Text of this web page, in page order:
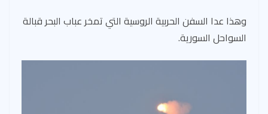
وهذا عدا السفن الحربية الروسية التي تمخر عباب البحر قبالة
السواحل السورية.